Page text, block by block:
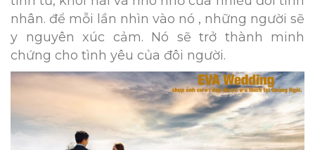
nhân. để mỗi lần nhìn vào nó , những người sẽ
y nguyên xúc cảm. Nó sẽ trở thành minh
chứng cho tình yêu của đôi người.